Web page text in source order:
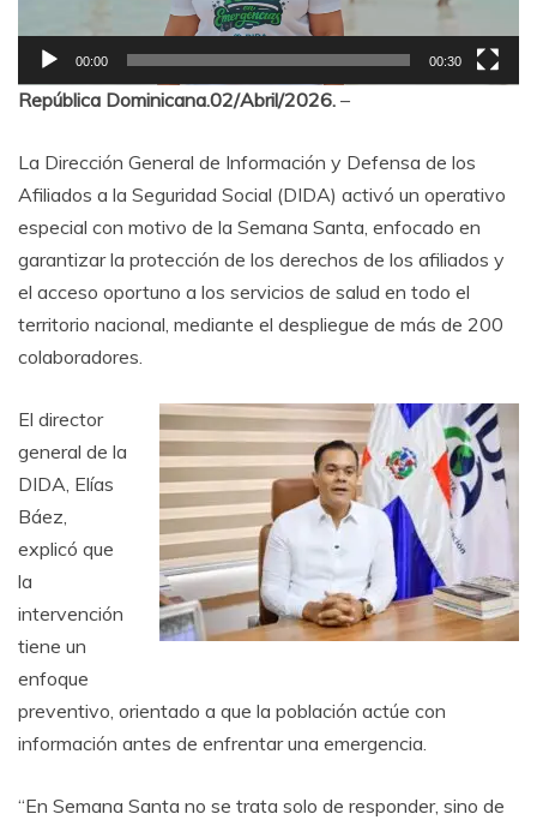
00:00 00:30
República Dominicana.02/Abril/2026. –
La Dirección General de Información y Defensa de los
Afiliados a la Seguridad Social (DIDA) activó un operativo
especial con motivo de la Semana Santa, enfocado en
garantizar la protección de los derechos de los afiliados y
el acceso oportuno a los servicios de salud en todo el
territorio nacional, mediante el despliegue de más de 200
colaboradores.
El director
general de la
DIDA, Elías
Báez,
explicó que
la
intervención
tiene un
enfoque
preventivo, orientado a que la población actúe con
información antes de enfrentar una emergencia.
“En Semana Santa no se trata solo de responder, sino de